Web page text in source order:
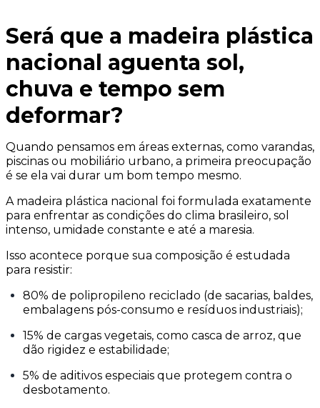
Será que a madeira plástica
nacional aguenta sol,
chuva e tempo sem
deformar?
Quando pensamos em áreas externas, como varandas,
piscinas ou mobiliário urbano, a primeira preocupação
é se ela vai durar um bom tempo mesmo.
A madeira plástica nacional foi formulada exatamente
para enfrentar as condições do clima brasileiro, sol
intenso, umidade constante e até a maresia.
Isso acontece porque sua composição é estudada
para resistir:
80% de polipropileno reciclado (de sacarias, baldes,
embalagens pós-consumo e resíduos industriais);
15% de cargas vegetais, como casca de arroz, que
dão rigidez e estabilidade;
5% de aditivos especiais que protegem contra o
desbotamento.